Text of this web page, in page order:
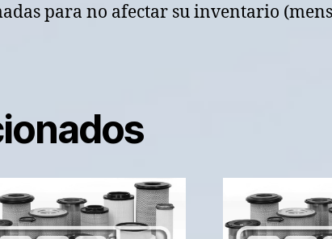
para no afectar su inventario